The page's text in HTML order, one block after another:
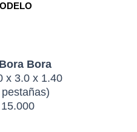
Bora
x 3.0 x 1.40